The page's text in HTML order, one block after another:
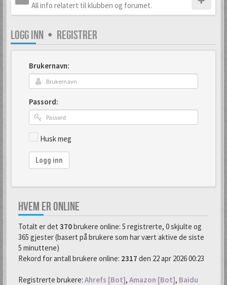
All info relatert til klubben og forumet.
LOGG INN • REGISTRER
Brukernavn:
Passord:
Husk meg
Logg inn
HVEM ER ONLINE
Totalt er det 370brukere online: 5 registrerte, 0 skjulte og
365 gjester (basert på brukere som har vært aktive de siste
5 minuttene)
Rekord for antall brukere online: 2317 den 22 apr 2026 00:23
Registrerte brukere: Ahrefs [Bot], Amazon [Bot], Baidu